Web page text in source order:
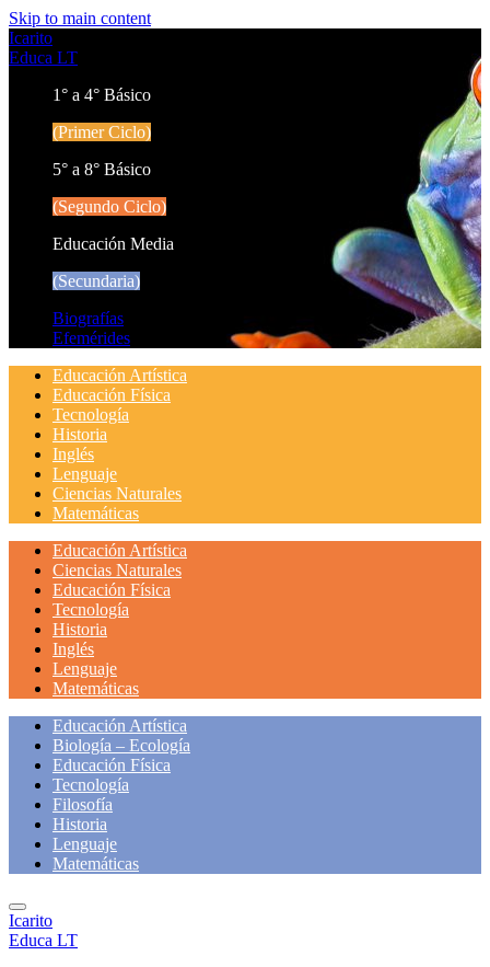
Skip to main content
Icarito
Educa LT
1° a 4° Básico
(Primer Ciclo)
5° a 8° Básico
(Segundo Ciclo)
Educación Media
(Secundaria)
Biografías
Efemérides
Educación Artística
Educación Física
Tecnología
Historia
Inglés
Lenguaje
Ciencias Naturales
Matemáticas
Educación Artística
Ciencias Naturales
Educación Física
Tecnología
Historia
Inglés
Lenguaje
Matemáticas
Educación Artística
Biología – Ecología
Educación Física
Tecnología
Filosofía
Historia
Lenguaje
Matemáticas
Icarito
Educa LT